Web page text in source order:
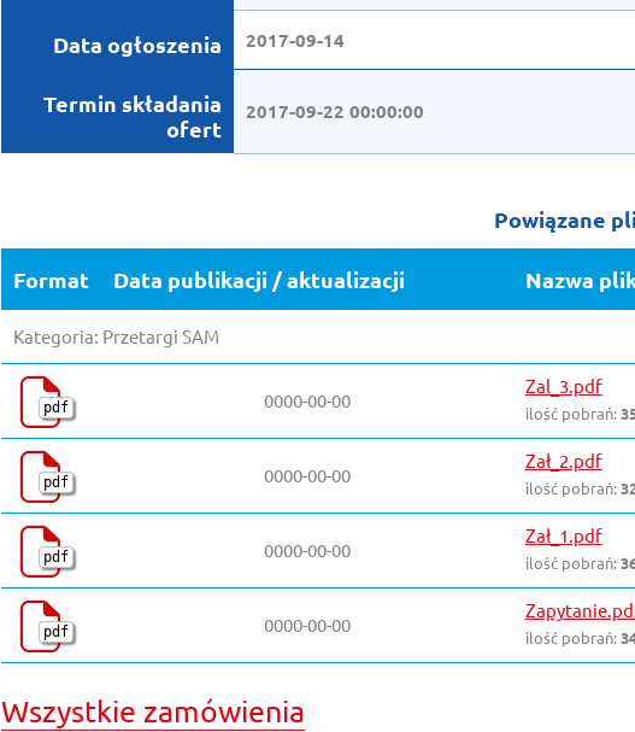
Data ogłoszenia 2017-09-14
Termin składania
ofert
2017-09-22 00:00:00
Kategoria:
Powiązane
Format Data publikacji / aktualizacji Nazwa
Kategoria: Przetargi SAM
pdf 0000-00-00
Zal_3.pdf
ilość pobrań:
pdf 0000-00-00
Zał_2.pdf
ilość pobrań:
pdf 0000-00-00
Zał_1.pdf
ilość pobrań:
pdf 0000-00-00
ilość pobrań:
Wszystkie zamówienia